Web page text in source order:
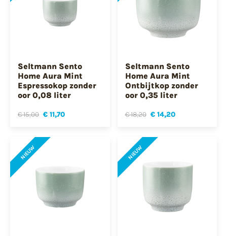
Seltmann Sento
Home Aura Mint
Espressokop zonder
oor 0,08 liter
€ 15,00 € 11,70
Seltmann Sento
Home Aura Mint
Ontbijtkop zonder
oor 0,35 liter
€ 18,20 € 14,20
NIEUW NIEUW